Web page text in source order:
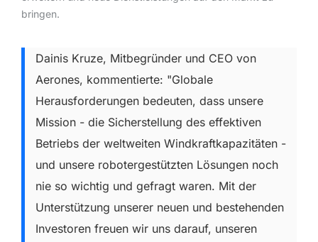
bringen.
Dainis Kruze, Mitbegründer und CEO von
Aerones, kommentierte: "Globale
Herausforderungen bedeuten, dass unsere
Mission - die Sicherstellung des effektiven
Betriebs der weltweiten Windkraftkapazitäten -
und unsere robotergestützten Lösungen noch
nie so wichtig und gefragt waren. Mit der
Unterstützung unserer neuen und bestehenden
Investoren freuen wir uns darauf, unseren